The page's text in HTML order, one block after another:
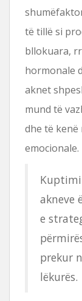
të tillë si
bllokuara,
hormonale
aknet
mund të
dhe të kenë
emocionale.
akneve
e
prekur
lëkurës.